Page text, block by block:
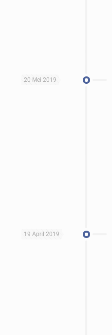
20 Mei 2019
19 April 2019